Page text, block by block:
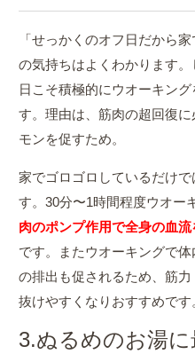
「せっかくのオフ日だから
の気持ちはよくわかります
日こそ積極的にウオーキン
す。理由は、筋肉の超回復
モンを促すため。
家でゴロゴロしているだけ
す。30分〜1時間程度ウオー
肉のポンプ作用で全身の血
です。またウオーキングで
の排出も促されるため、筋
抜けやすくなりおすすめです
3.ぬるめのお湯